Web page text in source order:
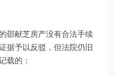
邵献芝房产没有合法手续
据予以反驳，但法院仍旧
载的：